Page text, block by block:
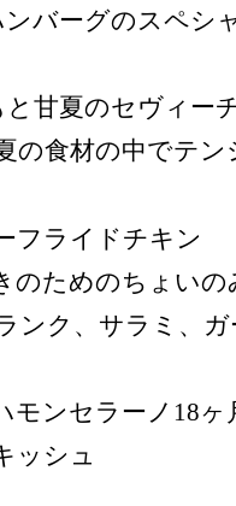
ンバーグのスペシ
甘夏のセヴィー
の食材の中でテン
フライドチキン
のためのちょい
ンク、サラミ、
モンセラーノ18ヶ
ッシュ